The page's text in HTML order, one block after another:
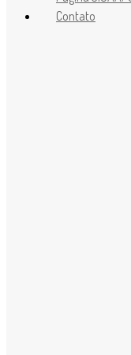
Contato